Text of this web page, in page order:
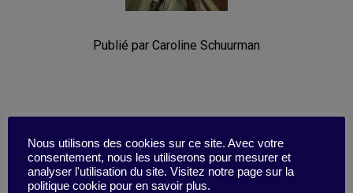
Publié par Caroline Schuurman
Catégories
Nous utilisons des cookies sur ce site. Avec votre
consentement, nous les utiliserons pour mesurer et
analyser l'utilisation du site. Visitez notre page sur la
politique cookie pour en savoir plus.